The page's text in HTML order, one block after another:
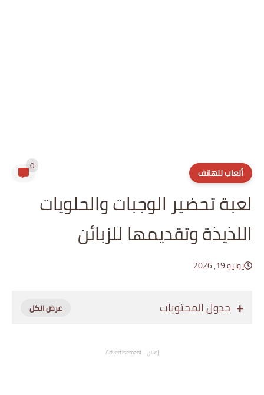
ألعاب للهاتف 0
لعبة تحضير الوجبات والحلويات
اللذيذة وتقديمها للزبائن
يونيو 19, 2026
جدول المحتويات
إعلان - Advertisement